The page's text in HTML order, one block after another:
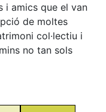
i amics que el van
de moltes
col·lectiu i
no tan sols